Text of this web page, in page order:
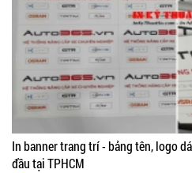
In banner trang trí - bảng tên, logo
đầu tại TPHCM